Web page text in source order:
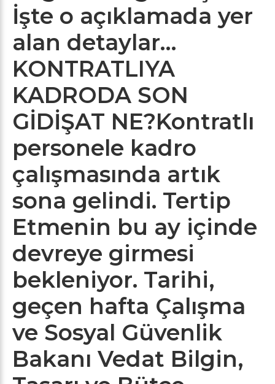
İşte o açıklamada yer
alan detaylar…
KONTRATLIYA
KADRODA SON
GİDİŞAT NE?Kontratlı
personele kadro
çalışmasında artık
sona gelindi. Tertip
Etmenin bu ay içinde
devreye girmesi
bekleniyor. Tarihi,
geçen hafta Çalışma
ve Sosyal Güvenlik
Bakanı Vedat Bilgin,